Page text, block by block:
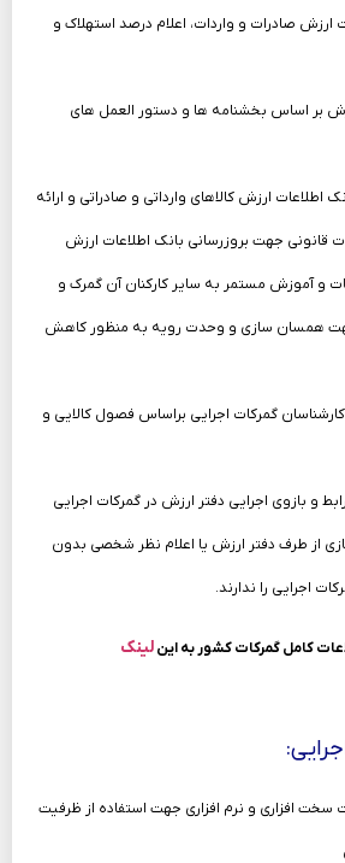
ارزش صادرات و واردات، اعلام درصد استهلاک و
بر اساس بخشنامه ها و دستور العمل های
ارزش کالاهای وارداتی و صادراتی و ارائه
قانونی جهت بروزرسانی بانک اطلاعات ارزش
و آموزش مستمر به سایر کارکنان آن گمرک و
جهت همسان سازی و وحدت رویه به منظور کاهش
گمرکات اجرایی براساس فصول کالایی و
و بازوی اجرایی دفتر ارزش در گمرکات اجرایی
از طرف دفتر ارزش یا اعلام نظر شخصی بدون
اجرایی را ندارند.
کامل گمرکات کشور به اینلینک
سخت افزاری و نرم افزاری جهت استفاده از ظرفیت